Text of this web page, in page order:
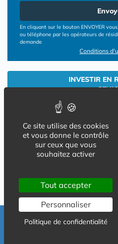
En cliquant sur le bouton ENVOYER
ou téléphone par les opérateurs de
demande
Conditions
INVESTIR EN
UN SEJOUR
EN
TROUVER
EN
Céder un lot acquis en
Lmp/
Besoin
Ce site utilise des cookies
et vous donne le contrôle
sur ceux que vous
souhaitez activer
Tout accepter
Personnaliser
Politique de confidentialité